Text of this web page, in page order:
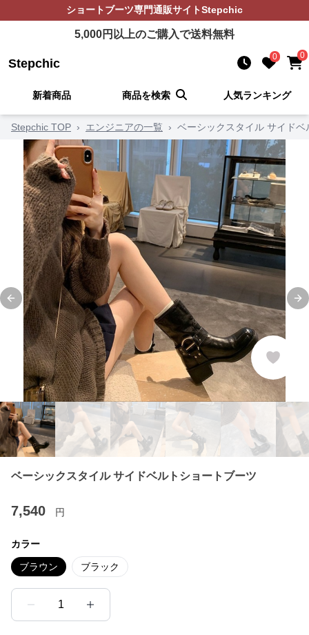
ショートブーツ専門通販サイトStepchic
5,000円以上のご購入で送料無料
Stepchic 0 0
新着商品 商品を検索 人気ランキング
Stepchic TOP › エンジニアの一覧 › ベーシックスタイル サイド
Previous slide
ベーシックスタイル サイドベルトショートブーツ
7,540 円
カラー
ブラウン ブラック
1